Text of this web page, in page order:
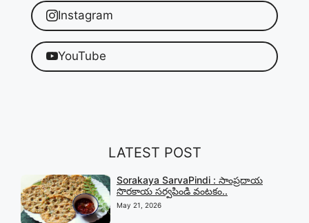
Instagram
YouTube
LATEST POST
Sorakaya SarvaPindi : సాంప్రదాయ
సొరకాయ సర్వపిండి వంటకం..
May 21, 2026